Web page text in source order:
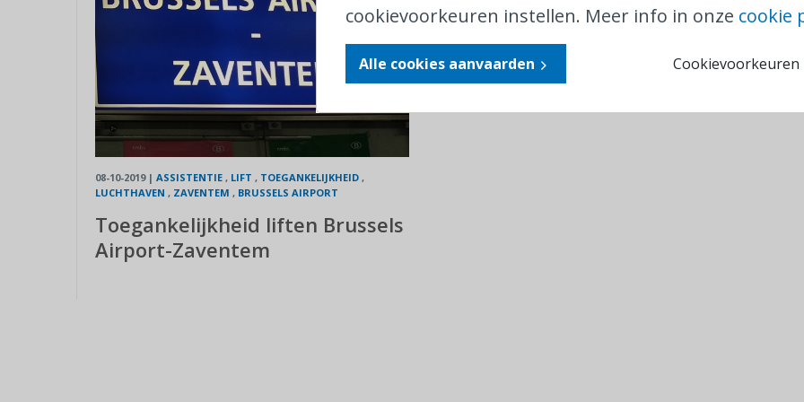
08-10-2019 | ASSISTENTIE , LIFT , TOEGANKELIJKHEID ,
LUCHTHAVEN , ZAVENTEM , BRUSSELS AIRPORT
Toegankelijkheid liften Brussels
Airport-Zaventem
cookievoorkeuren instellen. Meer info in onze cookie
Alle cookies aanvaarden Cookievoorkeuren